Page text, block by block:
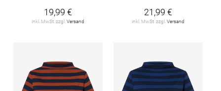
19,99 €
inkl. MwSt. zzgl.Versand
21,99 €
inkl. MwSt. zzgl.Versand